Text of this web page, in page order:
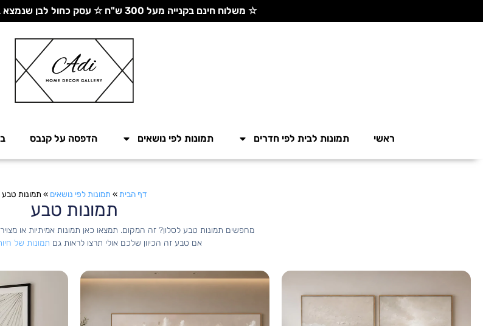
☆ משלוח חינם בקנייה מעל 300 ש"ח ☆ עסק כחול לבן שנמצא בחזית הצפונית - יחד ננצח!
ראשי תמונות לבית לפי חדרים תמונות לפי נושאים הדפסה על קנבס
דף הבית » תמונות לפי נושאים » תמונות טבע
תמונות טבע
מחפשים תמונות טבע לסלון? זה המקום. תמצאו כאן תמונות אמיתיות או
אם טבע זה הכיוון שלכם אולי תרצו לראות גם תמונות של